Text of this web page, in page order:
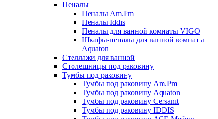
Пеналы
Пеналы Am.Pm
Пеналы Iddis
Пеналы для ванной комнаты VIGO
Шкафы-пеналы для ванной комнаты
Aquaton
Стеллажи для ванной
Столешницы под раковину
Тумбы под раковину
Тумбы под раковину Am.Pm
Тумбы под раковину Aquaton
Тумбы под раковину Cersanit
Тумбы под раковину IDDIS